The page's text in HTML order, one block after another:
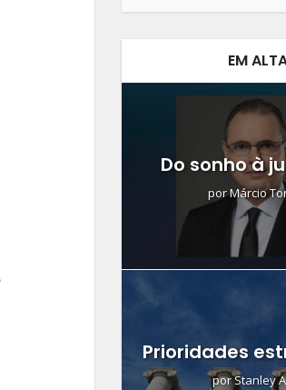
EM
Do sonho à
porMárcio
Prioridades
porStanley